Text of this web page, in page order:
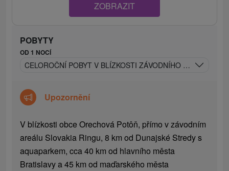
ZOBRAZIT
POBYTY
OD 1 NOCÍ
CELOROČNÍ POBYT V BLÍZKOSTI ZÁVODNÍHO OKRUHU
Upozornění
V blízkosti obce Orechová Potôň, přímo v závodním
areálu Slovakia Ringu, 8 km od Dunajské Stredy s
aquaparkem, cca 40 km od hlavního města
Bratislavy a 45 km od maďarského města